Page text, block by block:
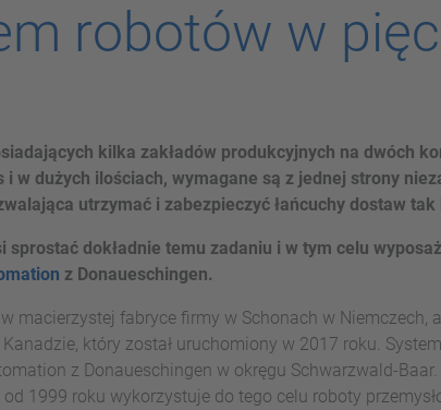
robotów w
kilka zakładów produkcyjnych na dwóch
i w dużych ilościach, wymagane są z jednej strony
utrzymać i zabezpieczyć łańcuchy dostaw
sprostać dokładnie temu zadaniu i w tym celu
z Donaueschingen.
macierzystej fabryce firmy w Schonach w Niemczech,
który został uruchomiony w 2017 roku.
z Donaueschingen w okręgu Schwarzwald-
1999 roku wykorzystuje do tego celu roboty